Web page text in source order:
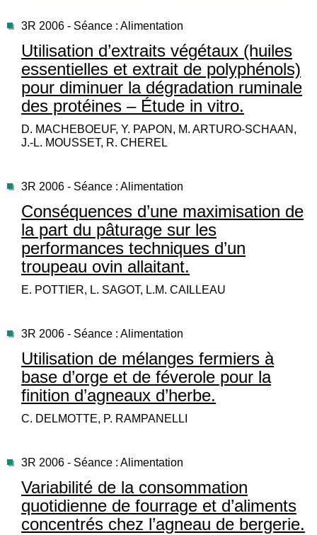
3R 2006 - Séance : Alimentation
Utilisation d’extraits végétaux (huiles
essentielles et extrait de polyphénols)
pour diminuer la dégradation ruminale
des protéines – Étude in vitro.
D. MACHEBOEUF, Y. PAPON, M. ARTURO-SCHAAN,
J.-L. MOUSSET, R. CHEREL
3R 2006 - Séance : Alimentation
Conséquences d’une maximisation de
la part du pâturage sur les
performances techniques d’un
troupeau ovin allaitant.
E. POTTIER, L. SAGOT, L.M. CAILLEAU
3R 2006 - Séance : Alimentation
Utilisation de mélanges fermiers à
base d’orge et de féverole pour la
finition d’agneaux d’herbe.
C. DELMOTTE, P. RAMPANELLI
3R 2006 - Séance : Alimentation
Variabilité de la consommation
quotidienne de fourrage et d’aliments
concentrés chez l’agneau de bergerie.